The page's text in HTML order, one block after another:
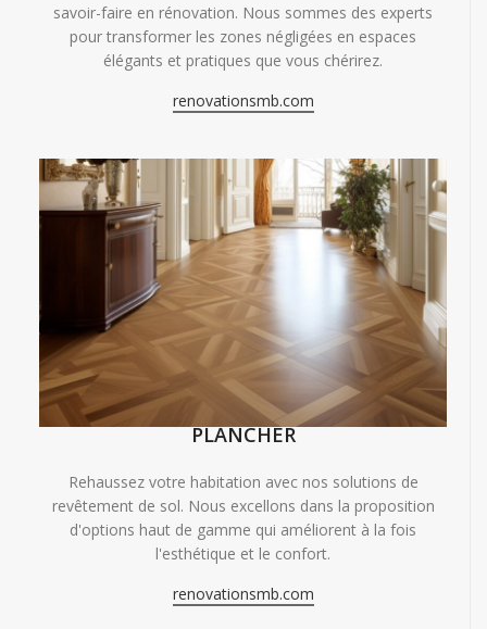
savoir-faire en rénovation. Nous sommes des experts
pour transformer les zones négligées en espaces
élégants et pratiques que vous chérirez.
renovationsmb.com
PLANCHER
Rehaussez votre habitation avec nos solutions de
revêtement de sol. Nous excellons dans la proposition
d'options haut de gamme qui améliorent à la fois
l'esthétique et le confort.
renovationsmb.com